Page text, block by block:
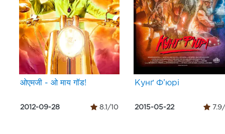
ओएमजी - ओ माय गॉड!
2012-09-28 8.1/10
Кунґ Ф’юрі
2015-05-22 7.9/